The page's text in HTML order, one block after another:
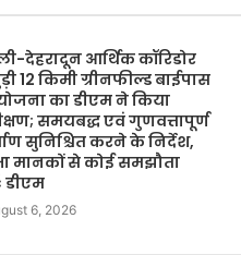
देहरादून आर्थिक कॉरिडोर
12 किमी ग्रीनफील्ड बाईपास
का डीएम ने किया
समयबद्ध एवं गुणवत्तापूर्ण
सुनिश्चित करने के निर्देश,
मानकों से कोई समझौता
डीएम
6, 2026